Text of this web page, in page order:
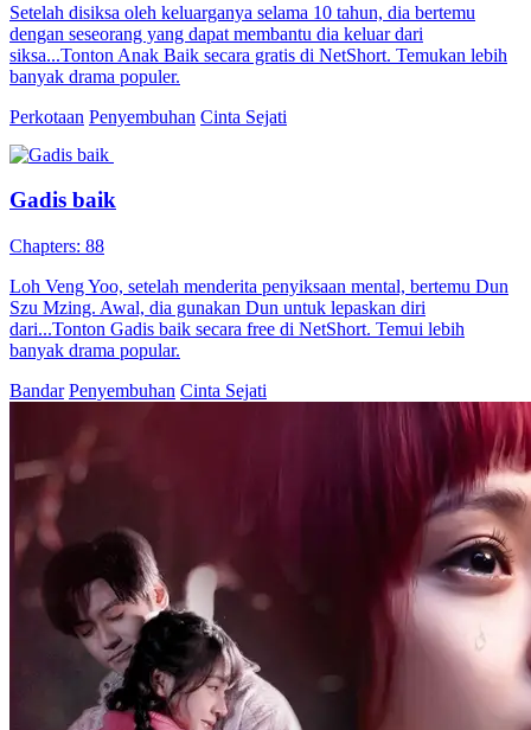
Setelah disiksa oleh keluarganya selama 10 tahun, dia bertemu
dengan seseorang yang dapat membantu dia keluar dari
siksa...Tonton Anak Baik secara gratis di NetShort. Temukan lebih
banyak drama populer.
Perkotaan Penyembuhan Cinta Sejati
Gadis baik
Chapters: 88
Loh Veng Yoo, setelah menderita penyiksaan mental, bertemu Dun
Szu Mzing. Awal, dia gunakan Dun untuk lepaskan diri
dari...Tonton Gadis baik secara free di NetShort. Temui lebih
banyak drama popular.
Bandar Penyembuhan Cinta Sejati